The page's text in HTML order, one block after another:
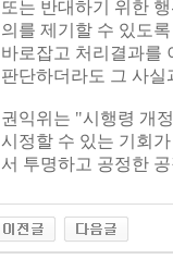
또는 반대하기 위한
의를 제기할 수 있도
바로잡고 처리결과를
판단하더라도 그 사
권익위는 "시행령 개
시정할 수 있는 기회
서 투명하고 공정한